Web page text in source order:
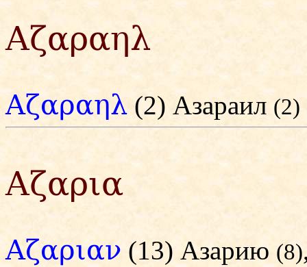
Αζαραηλ
Αζαραηλ (2) Азараил (2)
Αζαρια
Αζαριαν (13) Азарию (8)